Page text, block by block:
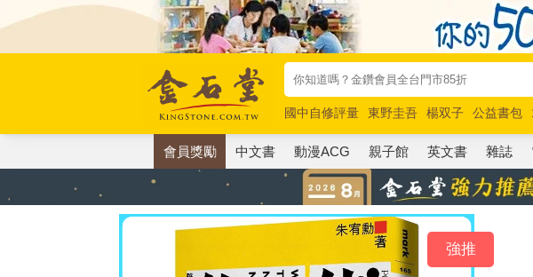
國中自修評量 東野圭吾 楊双子 公益書包
唯紅花綻放
奧德賽 路邊攤新作 馬斯克
會員獎勵 中文書 動漫ACG 親子館 英文書 雜誌
強推